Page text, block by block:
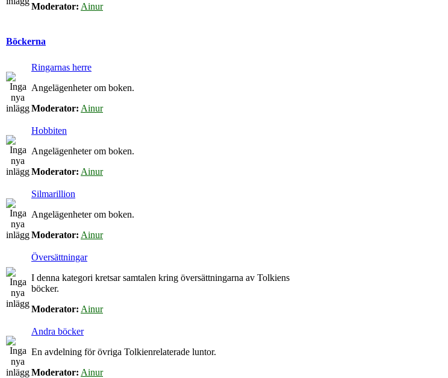
Moderator: Ainur
Böckerna
Ringarnas herre
Angelägenheter om boken.
Moderator: Ainur
Hobbiten
Angelägenheter om boken.
Moderator: Ainur
Silmarillion
Angelägenheter om boken.
Moderator: Ainur
Översättningar
I denna kategori kretsar samtalen kring översättningarna av Tolkiens
böcker.
Moderator: Ainur
Andra böcker
En avdelning för övriga Tolkienrelaterade luntor.
Moderator: Ainur